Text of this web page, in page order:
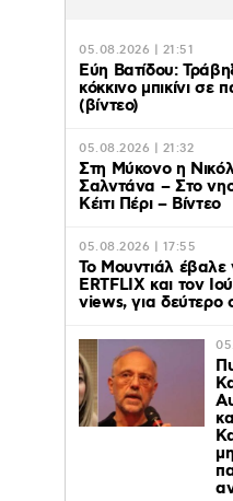
05.08.2026 | 21:51
Εύη Βατίδου:
κόκκινο μπικίνι
(βίντεο)
05.08.2026 | 21:32
Στη Μύκονο η
Σαλντάνα – Στο
Κέιτι Πέρι – Βίντεο
05.08.2026 | 17:55
Το Μουντιάλ έβαλε
ERTFLIX και τον
views, για δεύτερο